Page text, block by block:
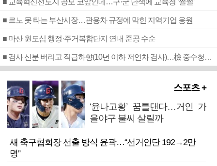
■ 교육혁신선도지 공모 코앞인데…구·군 난색에 교육청 ‘쩔쩔’
■ 르노 못 타는 부산시장…관용차 규정에 막힌 지역기업 응원
■ 마산 원도심 행정·주거복합단지 연내 준공 수순
■ 검사 신분 버리고 직급하향(10년 이하 저연차 검사)…檢 중수청행 기피
스포츠 +
‘윤나고황’ 꿈틀댄다…거인 가
을야구 불씨 살릴까
새 축구협회장 선출 방식 윤곽…“선거인단 192→2만
명”